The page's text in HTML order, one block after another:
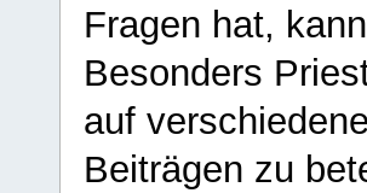
Fragen hat,
Besonders
auf
Beiträgen zu